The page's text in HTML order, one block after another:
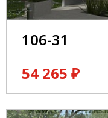
106-31
54 265 ₽